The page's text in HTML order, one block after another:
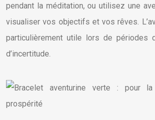
pendant la méditation, ou utilisez une
visualiser vos objectifs et vos rêves.
particulièrement utile lors de périodes
d’incertitude.